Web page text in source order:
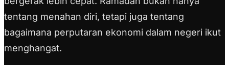
tentang menahan diri, tetapi juga tentang
bagaimana perputaran ekonomi dalam negeri ikut
menghangat.